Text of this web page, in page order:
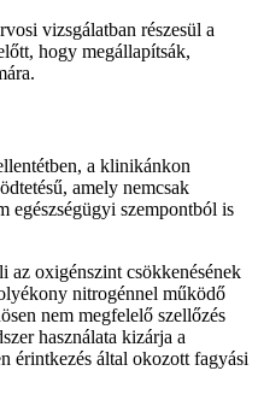
vizsgálatban részesül a
hogy megállapítsák,
a klinikánkon
amely nemcsak
egészségügyi szempontból is
az oxigénszint csökkenésének
nitrogénnel működő
nem megfelelő szellőzés
használata kizárja a
érintkezés által okozott fagyási